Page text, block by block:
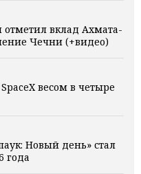
отметил вклад Ахмата-
Чечни (+видео)
весом в четыре
Новый день» стал
года